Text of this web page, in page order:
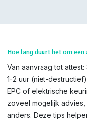
Hoe lang duurt het om
Van aanvraag tot
1-2 uur (niet-
EPC of elektrische
zoveel mogelijk
anders. Deze tips